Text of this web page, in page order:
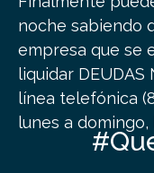
noche sabiendo
empresa que se
liquidar DEUDAS
línea telefónica
lunes a domingo,